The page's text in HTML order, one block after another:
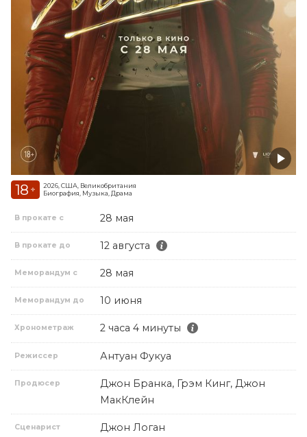
18 +
2026, США, Великобритания
Биография, Музыка, Драма
В прокате с 28 мая
В прокате до 12 августа
Меморандум с 28 мая
Меморандум до 10 июня
Хронометраж 2 часа 4 минуты
Режиссер Антуан Фукуа
Продюсер
Джон Бранка, Грэм Кинг, Джон
МакКлейн
Сценарист Джон Логан